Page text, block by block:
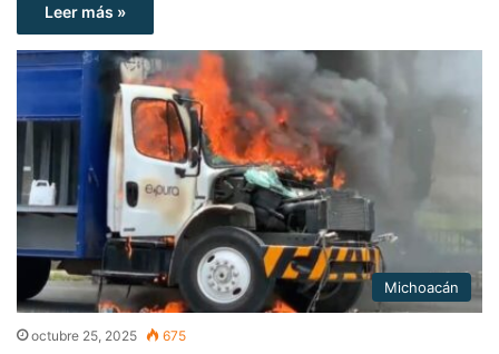
Leer más »
Michoacán
octubre 25, 2025 675